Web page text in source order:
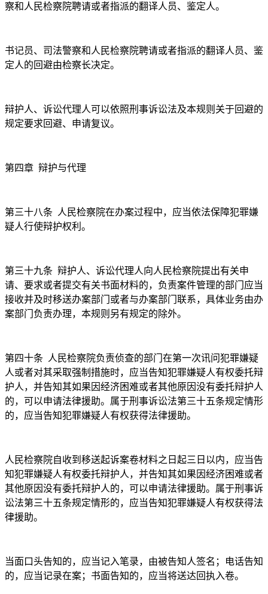
察和人民检察院聘请或者指派的翻译人员、鉴定人。
书记员、司法警察和人民检察院聘请或者指派的翻译人员、鉴
定人的回避由检察长决定。
辩护人、诉讼代理人可以依照刑事诉讼法及本规则关于回避的
规定要求回避、申请复议。
第四章 辩护与代理
第三十八条
人民检察院在办案过程中，应当依法保障犯罪嫌
疑人行使辩护权利。
第三十九条 辩护人、诉讼代理人向人民检察院提出有关申
请、要求或者提交有关书面材料的，负责案件管理的部门应当
接收并及时移送办案部门或者与办案部门联系，具体业务由办
案部门负责办理，本规则另有规定的除外。
第四十条
人民检察院负责侦查的部门在第一次讯问犯罪嫌疑
人或者对其采取强制措施时，应当告知犯罪嫌疑人有权委托辩
护人，并告知其如果因经济困难或者其他原因没有委托辩护人
的，可以申请法律援助。属于刑事诉讼法第三十五条规定情形
的，应当告知犯罪嫌疑人有权获得法律援助。
人民检察院自收到移送起诉案卷材料之日起三日以内，应当告
知犯罪嫌疑人有权委托辩护人，并告知其如果因经济困难或者
其他原因没有委托辩护人的，可以申请法律援助。属于刑事诉
讼法第三十五条规定情形的，应当告知犯罪嫌疑人有权获得法
律援助。
当面口头告知的，应当记入笔录，由被告知人签名；电话告知
的，应当记录在案；书面告知的，应当将送达回执入卷。